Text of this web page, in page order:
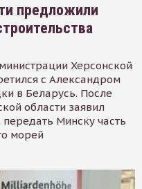
предложили
Херсонской
с Александром
в Беларусь. После
области заявил
Минску часть
морей